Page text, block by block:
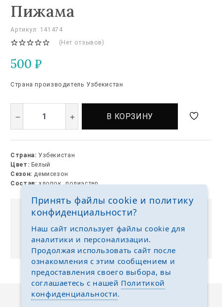
Пижама
Артикул: 141474
(Нет отзывов)
500 ₽
Страна производитель Узбекистан
В КОРЗИНУ
Страна: Узбекистан
Цвет: Белый
Сезон: демисезон
Состав: хлопок, полиэстер
Выкуп без размерных рядов
Отгружаем любые размеры одежды и обуви на
ваш выбор
Принять файлы cookie и политику
конфиденциальности?
Наш сайт использует файлы cookie для
аналитики и персонализации.
Продолжая использовать сайт после
ознакомления с этим сообщением и
предоставления своего выбора, вы
соглашаетесь с нашей Политикой
конфиденциальности.